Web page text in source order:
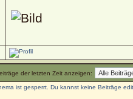
der letzten Zeit anzeigen: